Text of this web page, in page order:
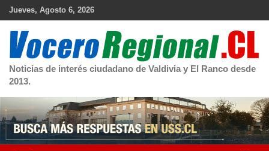
Skip
Jueves, Agosto 6, 2026
Noticias de interés ciudadano de Valdivia y El Ranco desde
2013.